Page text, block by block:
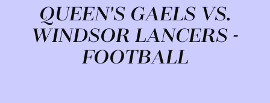
QUEEN'S GAELS VS.
WINDSOR LANCERS -
FOOTBALL